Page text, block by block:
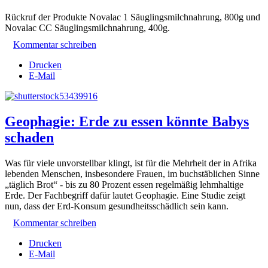
Rückruf der Produkte Novalac 1 Säuglingsmilchnahrung, 800g und
Novalac CC Säuglingsmilchnahrung, 400g.
Kommentar schreiben
Drucken
E-Mail
Geophagie: Erde zu essen könnte Babys
schaden
Was für viele unvorstellbar klingt, ist für die Mehrheit der in Afrika
lebenden Menschen, insbesondere Frauen, im buchstäblichen Sinne
„täglich Brot“ - bis zu 80 Prozent essen regelmäßig lehmhaltige
Erde. Der Fachbegriff dafür lautet Geophagie. Eine Studie zeigt
nun, dass der Erd-Konsum gesundheitsschädlich sein kann.
Kommentar schreiben
Drucken
E-Mail